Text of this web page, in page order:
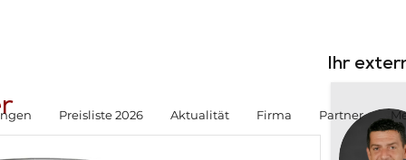
Preisliste 2026 Aktualität Firma Partner
Ihr